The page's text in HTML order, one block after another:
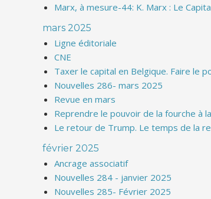
Marx, à mesure-44: K. Marx : Le
mars 2025
Ligne éditoriale
CNE
Taxer le capital en Belgique. Faire le
Nouvelles 286- mars 2025
Revue en mars
Reprendre le pouvoir de la fourche à
Le retour de Trump. Le temps de la
février 2025
Ancrage associatif
Nouvelles 284 - janvier 2025
Nouvelles 285- Février 2025